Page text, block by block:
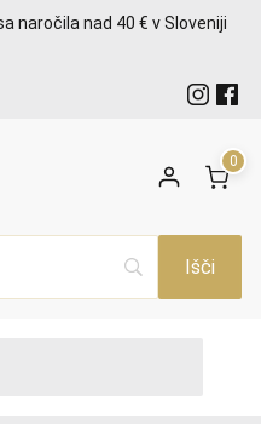
naročila nad 40 € v Sloveniji
0